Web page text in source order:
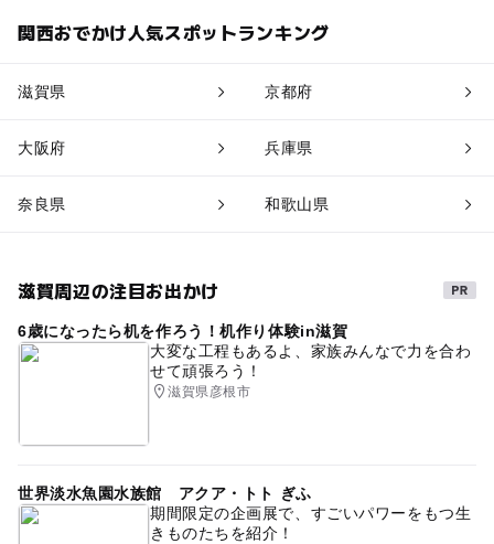
関西おでかけ人気スポットランキング
滋賀県 京都府
大阪府 兵庫県
奈良県 和歌山県
滋賀周辺の注目お出かけ
6歳になったら机を作ろう！机作り体験in滋賀
大変な工程もあるよ、家族みんなで力を合わ
せて頑張ろう！
滋賀県彦根市
世界淡水魚園水族館 アクア・トト ぎふ
期間限定の企画展で、すごいパワーをもつ生
きものたちを紹介！